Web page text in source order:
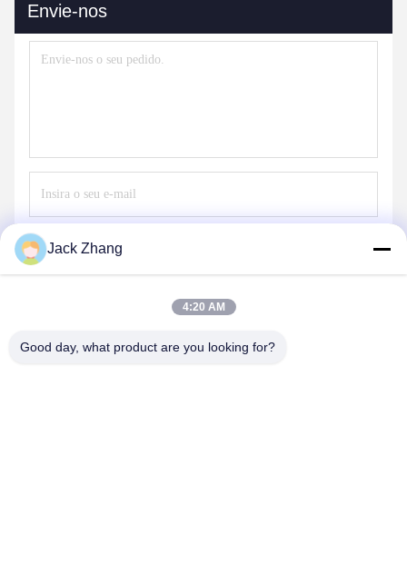
Envie-nos
Jack Zhang
4:20 AM
Good day, what product are you looking for?